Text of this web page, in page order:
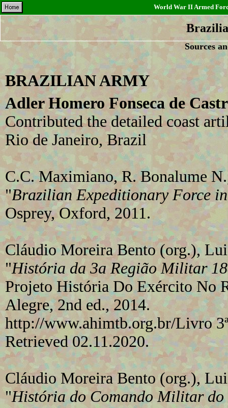
World War II Armed
Sources
BRAZILIAN ARMY
Adler Homero Fonseca de
Contributed the detailed coast
Rio de Janeiro, Brazil
C.C. Maximiano, R. Bonalume
"Brazilian Expeditionary Force
Osprey, Oxford, 2011.
Cláudio Moreira Bento (org.),
"História da 3a Região Militar
Projeto História Do Exército No
Alegre, 2nd ed., 2014.
http://www.ahimtb.org.br/Livro
Retrieved 02.11.2020.
Cláudio Moreira Bento (org.),
"História do Comando Militar do